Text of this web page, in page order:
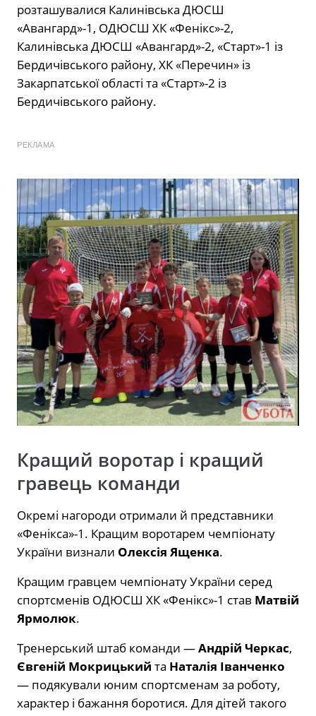
розташувалися Калинівська ДЮСШ
«Авангард»-1, ОДЮСШ ХК «Фенікс»-2,
Калинівська ДЮСШ «Авангард»-2, «Старт»-1 із
Бердичівського району, ХК «Перечин» із
Закарпатської області та «Старт»-2 із
Бердичівського району.
РЕКЛАМА
Кращий воротар і кращий
гравець команди
Окремі нагороди отримали й представники
«Фенікса»-1. Кращим воротарем чемпіонату
України визнали Олексія Ященка.
Кращим гравцем чемпіонату України серед
спортсменів ОДЮСШ ХК «Фенікс»-1 став Матвій
Ярмолюк.
Тренерський штаб команди —Андрій Черкас,
Євгеній Мокрицький та Наталія Іванченко
— подякували юним спортсменам за роботу,
характер і бажання боротися. Для дітей такого